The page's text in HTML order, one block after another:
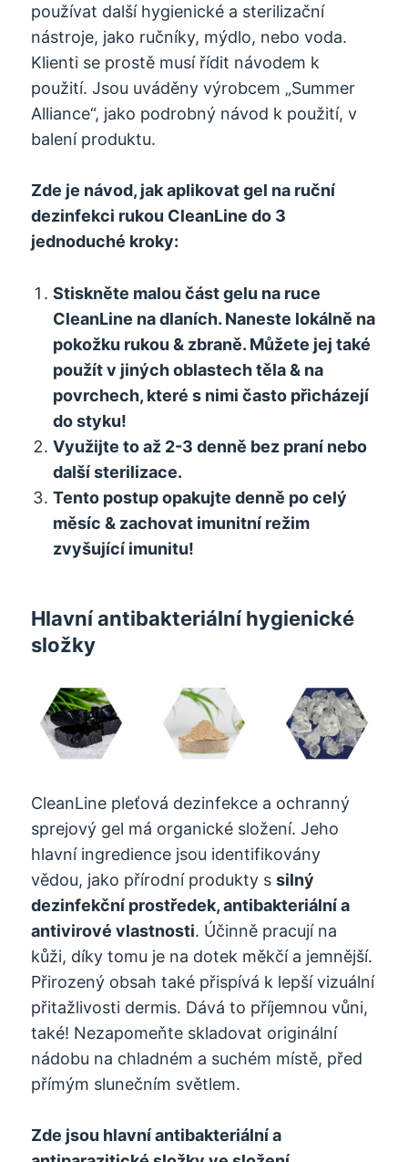
používat další hygienické a sterilizační
nástroje, jako ručníky, mýdlo, nebo voda.
Klienti se prostě musí řídit návodem k
použití. Jsou uváděny výrobcem „Summer
Alliance“, jako podrobný návod k použití, v
balení produktu.
Zde je návod, jak aplikovat gel na ruční
dezinfekci rukou CleanLine do 3
jednoduché kroky:
Stiskněte malou část gelu na ruce
CleanLine na dlaních. Naneste lokálně na
pokožku rukou & zbraně. Můžete jej také
použít v jiných oblastech těla & na
povrchech, které s nimi často přicházejí
do styku!
Využijte to až 2-3 denně bez praní nebo
další sterilizace.
Tento postup opakujte denně po celý
měsíc & zachovat imunitní režim
zvyšující imunitu!
Hlavní antibakteriální hygienické
složky
CleanLine pleťová dezinfekce a ochranný
sprejový gel má organické složení. Jeho
hlavní ingredience jsou identifikovány
vědou, jako přírodní produkty ssilný
dezinfekční prostředek, antibakteriální a
antivirové vlastnosti. Účinně pracují na
kůži, díky tomu je na dotek měkčí a jemnější.
Přirozený obsah také přispívá k lepší vizuální
přitažlivosti dermis. Dává to příjemnou vůni,
také! Nezapomeňte skladovat originální
nádobu na chladném a suchém místě, před
přímým slunečním světlem.
Zde jsou hlavní antibakteriální a